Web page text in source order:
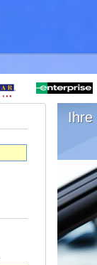
Ihre